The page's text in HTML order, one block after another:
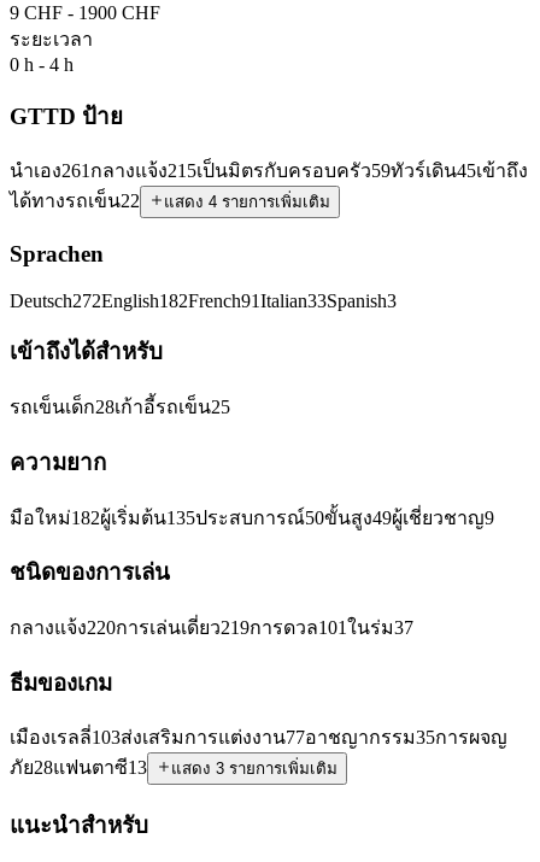
9 CHF - 1900 CHF
ระยะเวลา
0 h - 4 h
GTTD ป้าย
นำเอง261 กลางแจ้ง215เป็นมิตรกับครอบครัว59ทัวร์เดิน45เข้าถึง
ได้ทางรถเข็น22 แสดง 4 รายการเพิ่มเติม
Sprachen
Deutsch272English182French91Italian33Spanish3
เข้าถึงได้สำหรับ
รถเข็นเด็ก28เก้าอี้รถเข็น25
ความยาก
มือใหม่182ผู้เริ่มต้น135ประสบการณ์50ขั้นสูง49ผู้เชี่ยวชาญ9
ชนิดของการเล่น
กลางแจ้ง220การเล่นเดี่ยว219การดวล101ในร่ม37
ธีมของเกม
เมืองเรลลี่103ส่งเสริมการแต่งงาน77อาชญากรรม35การผจญ
ภัย28แฟนตาซี13 แสดง 3 รายการเพิ่มเติม
แนะนำสำหรับ